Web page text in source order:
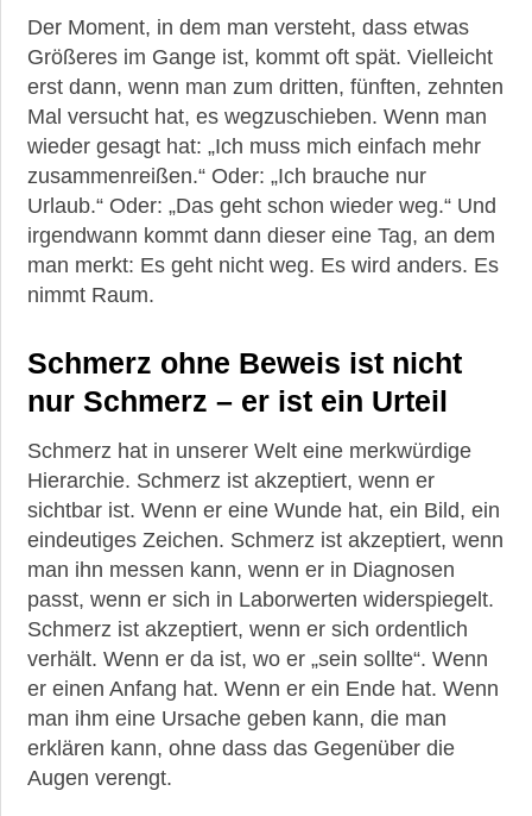
Der Moment, in dem man versteht, dass etwas
Größeres im Gange ist, kommt oft spät. Vielleicht
erst dann, wenn man zum dritten, fünften, zehnten
Mal versucht hat, es wegzuschieben. Wenn man
wieder gesagt hat: „Ich muss mich einfach mehr
zusammenreißen.“ Oder: „Ich brauche nur
Urlaub.“ Oder: „Das geht schon wieder weg.“ Und
irgendwann kommt dann dieser eine Tag, an dem
man merkt: Es geht nicht weg. Es wird anders. Es
nimmt Raum.
Schmerz ohne Beweis ist nicht
nur Schmerz – er ist ein Urteil
Schmerz hat in unserer Welt eine merkwürdige
Hierarchie. Schmerz ist akzeptiert, wenn er
sichtbar ist. Wenn er eine Wunde hat, ein Bild, ein
eindeutiges Zeichen. Schmerz ist akzeptiert, wenn
man ihn messen kann, wenn er in Diagnosen
passt, wenn er sich in Laborwerten widerspiegelt.
Schmerz ist akzeptiert, wenn er sich ordentlich
verhält. Wenn er da ist, wo er „sein sollte“. Wenn
er einen Anfang hat. Wenn er ein Ende hat. Wenn
man ihm eine Ursache geben kann, die man
erklären kann, ohne dass das Gegenüber die
Augen verengt.
►
Gesundheit
►
Suche